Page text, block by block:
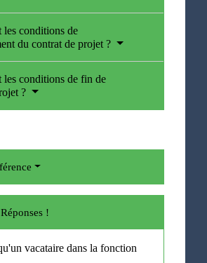
les conditions de
du contrat de projet ?
les conditions de fin de
?
!
vacataire dans la fonction